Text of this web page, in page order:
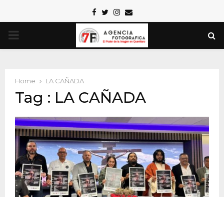
Facebook
TwitterInstagram
Email
PRIMARY
Home LA CAÑADA
Tag : LA CAÑADA